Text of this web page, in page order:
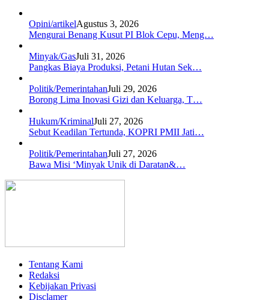
Opini/artikelAgustus 3, 2026
Mengurai Benang Kusut PI Blok Cepu, Meng…
Minyak/GasJuli 31, 2026
Pangkas Biaya Produksi, Petani Hutan Sek…
Politik/PemerintahanJuli 29, 2026
Borong Lima Inovasi Gizi dan Keluarga, T…
Hukum/KriminalJuli 27, 2026
Sebut Keadilan Tertunda, KOPRI PMII Jati…
Politik/PemerintahanJuli 27, 2026
Bawa Misi ‘Minyak Unik di Daratan&…
Tentang Kami
Redaksi
Kebijakan Privasi
Disclamer